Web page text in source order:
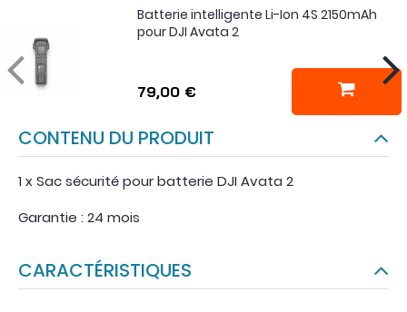
Batterie intelligente Li-Ion 4S 2150mAh
pour DJI Avata 2
79,00 €
CONTENU DU PRODUIT
1 x Sac sécurité pour batterie DJI Avata 2
Garantie : 24 mois
CARACTÉRISTIQUES